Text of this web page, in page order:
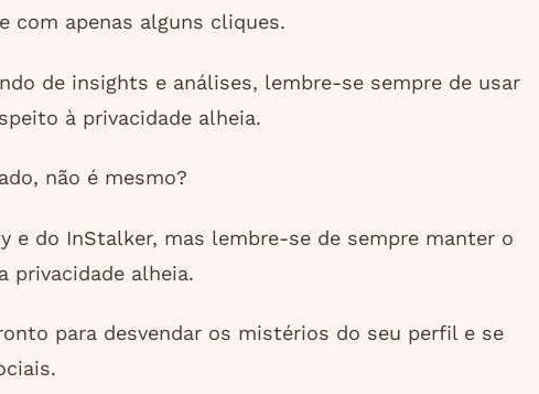
com apenas alguns cliques.
de insights e análises, lembre-se sempre de usar
à privacidade alheia.
não é mesmo?
e do InStalker, mas lembre-se de sempre manter o
privacidade alheia.
para desvendar os mistérios do seu perfil e se